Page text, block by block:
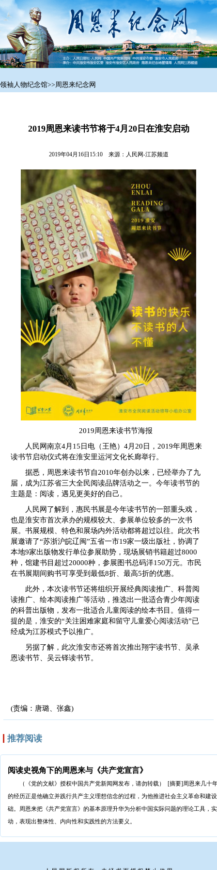
领袖人物纪念馆>>周恩来纪念网
2019周恩来读书节将于4月20日在淮安启动
2019年04月16日15:10 来源： 人民网-江苏频道
2019周恩来读书节海报
人民网南京4月15日电（王艳）4月20日，2019年周恩来
读书节启动仪式将在淮安里运河文化长廊举行。
据悉，周恩来读书节自2010年创办以来，已经举办了九
届，成为江苏省三大全民阅读品牌活动之一。今年读书节的
主题是：阅读，遇见更美好的自己。
人民网了解到，惠民书展是今年读书节的一部重头戏，
也是淮安市首次承办的规模较大、参展单位较多的一次书
展。书展规模、特色和展场内外活动都将超过以往。此次书
展邀请了“苏浙沪皖辽闽”五省一市19家一级出版社，协调了
本地9家出版物发行单位参展助势，现场展销书籍超过8000
种，馆建书目超过20000种，参展图书总码洋150万元。市民
在书展期间购书可享受到最低8折、最高5折的优惠。
此外，本次读书节还将组织开展经典阅读推广、科普阅
读推广、绘本阅读推广等活动，推选出一批适合青少年阅读
的科普出版物，发布一批适合儿童阅读的绘本书目。值得一
提的是，淮安的“关注困难家庭和留守儿童爱心阅读活动”已
经成为江苏模式予以推广。
另据了解，此次淮安市还将首次推出翔宇读书节、吴承
恩读书节、吴云铎读书节。
(责编：唐璐、张鑫)
推荐阅读
阅读史视角下的周恩来与《共产党宣言》
（《党的文献》授权中国共产党新闻网发布，请勿转载） [摘要]周恩来几十
的经历正是他确立并践行共产主义理想信念的过程，为他推进社会主义革命和建
础。周恩来把《共产党宣言》的基本原理升华为分析中国实际问题的理论工具，
动，表现出整体性、内向性和实践性的方法要义。